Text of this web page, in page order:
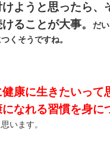
ようと思ったら、
ることが大事。
だ
くそうですね。
康に生きたいって
なれる習慣を身に
います。